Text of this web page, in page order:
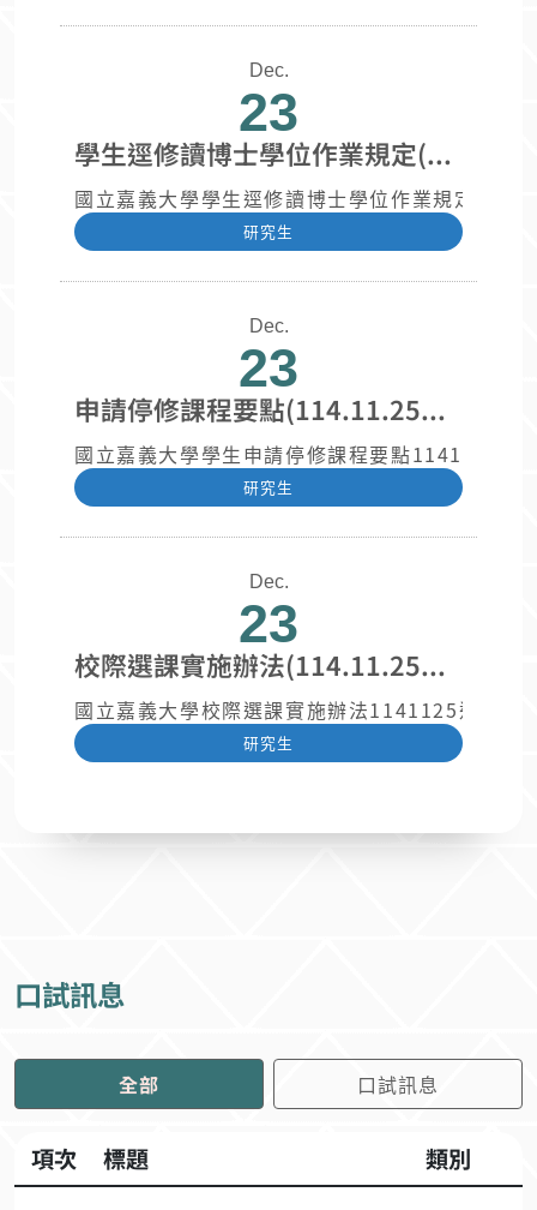
Dec.
23
學生逕修讀博士學位作業規定(114.11.25教務會議修正通過)
國立嘉義大學學生逕修讀博士學位作業規定
研究生
Dec.
23
申請停修課程要點(114.11.25教務會議修正通過)
國立嘉義大學學生申請停修課程要點1141125通
研究生
Dec.
23
校際選課實施辦法(114.11.25教務會議修正通過)
國立嘉義大學校際選課實施辦法1141125通過
研究生
口試訊息
全部 口試訊息
項次 標題 類別